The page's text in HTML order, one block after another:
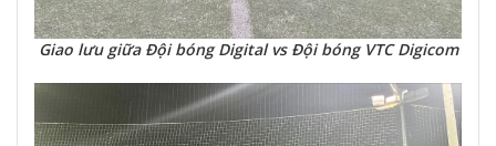
Giao lưu giữa Đội bóng Digital vs Đội bóng VTC Digicom